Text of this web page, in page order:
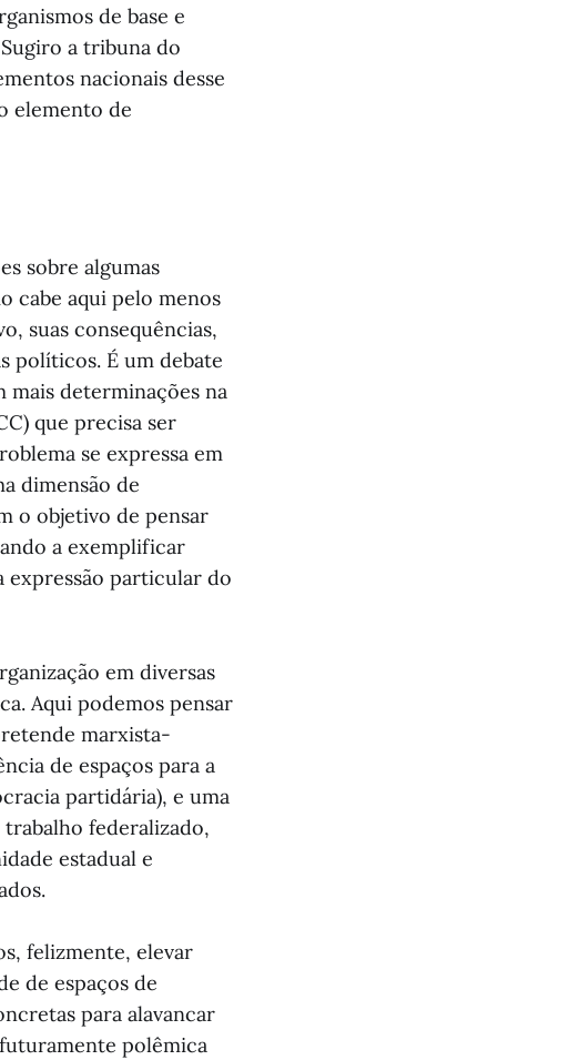
de base e
a tribuna do
nacionais desse
elemento de
sobre algumas
cabe aqui pelo menos
suas consequências,
políticos. É um debate
mais determinações na
que precisa ser
se expressa em
dimensão de
o objetivo de pensar
a exemplificar
expressão particular do
em diversas
Aqui podemos pensar
marxista-
de espaços para a
partidária), e uma
federalizado,
estadual e
felizmente, elevar
de espaços de
para alavancar
polêmica